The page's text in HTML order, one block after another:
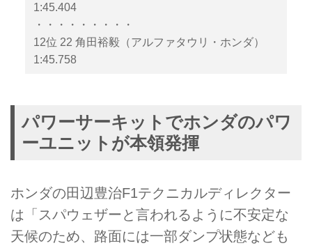
1:45.404
・・・・・・・・・
12位 22 角田裕毅（アルファタウリ・ホンダ）
1:45.758
パワーサーキットでホンダのパワ
ーユニットが本領発揮
ホンダの田辺豊治F1テクニカルディレクター
は「スパウェザーと言われるように不安定な
天候のため、路面には一部ダンプ状態なども